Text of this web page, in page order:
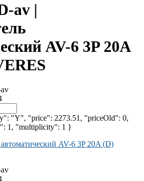
av |
AV-6 3P 20A
"Y", "price": 2273.51, "priceOld": 0,
1, "multiplicity": 1 }